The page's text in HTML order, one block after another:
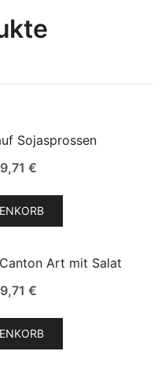
Sojasprossen
€
€Aktueller
ist:
19,71 €.
Art mit Salat
€
€Aktueller
ist:
19,71 €.